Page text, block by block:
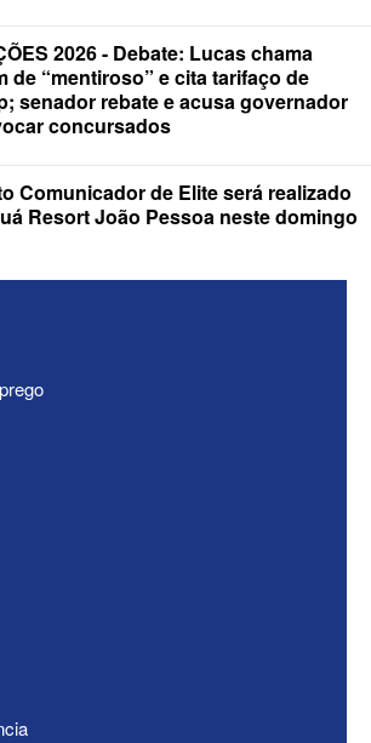
dos nomes de
e Nabor
- Gervásio “dá o troco”
Bezerra e tira prefeito da
Porto
2026 - Debate: Lucas chama
de “mentiroso” e cita tarifaço de
senador rebate e acusa governador
concursados
Comunicador de Elite será realizado
Resort João Pessoa neste domingo